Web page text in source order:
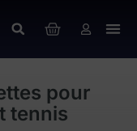
pour
tennis